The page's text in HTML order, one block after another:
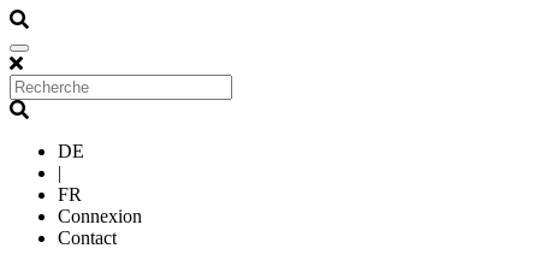
DE
|
FR
Connexion
Contact